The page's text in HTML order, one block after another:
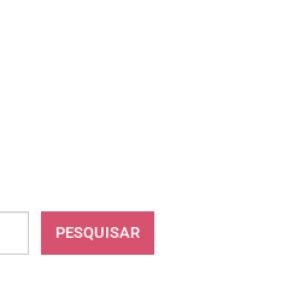
PESQUISAR